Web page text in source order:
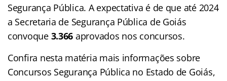
Segurança Pública. A expectativa é de que até 2024
a Secretaria de Segurança Pública de Goiás
convoque 3.366 aprovados nos concursos.
Confira nesta matéria mais informações sobre
Concursos Segurança Pública no Estado de Goiás,